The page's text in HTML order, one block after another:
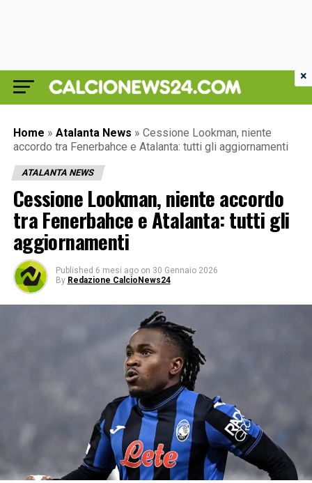
Home » Atalanta News » Cessione Lookman, niente
accordo tra Fenerbahce e Atalanta: tutti gli aggiornamenti
ATALANTA NEWS
Cessione Lookman, niente accordo
tra Fenerbahce e Atalanta: tutti gli
aggiornamenti
Published 6 mesi ago on 30 Gennaio 2026
By Redazione CalcioNews24
×